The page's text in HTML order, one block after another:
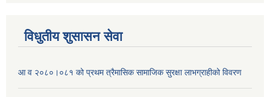
विधुतीय शुसासन सेवा
आ व २०८०।०८१ को प्रथम त्रैमासिक सामाजिक सुरक्षा लाभग्राहीको विवरण